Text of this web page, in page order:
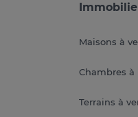
Maisons à
Chambres à
Terrains à